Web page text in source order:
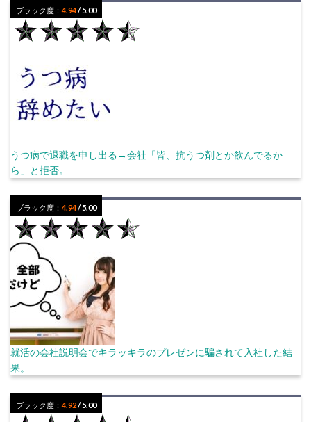
ブラック度：4.94/ 5.00
うつ病で退職を申し出る→会社「皆、抗うつ剤とか飲んでるか
ら」と拒否。
ブラック度：4.94/ 5.00
就活の会社説明会でキラッキラのプレゼンに騙されて入社した結
果。
ブラック度：4.92/ 5.00